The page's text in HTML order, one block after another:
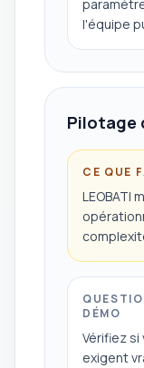
l'équipe
Pilotage
CE QUE
LEOBATI
DÉMO
Vérifiez
exigent